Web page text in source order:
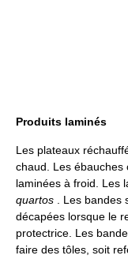
Produits laminés
Les plateaux
chaud. Les ébauches
laminées à froid. Les
quartos . Les bandes
décapées lorsque le
protectrice. Les
faire des tôles, soit